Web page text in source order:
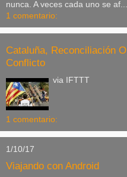
nunca. A veces cada uno se af...
1 comentario:
Cataluña, Reconciliación O
Conflicto
via IFTTT
1 comentario:
1/10/17
Viajando con Android